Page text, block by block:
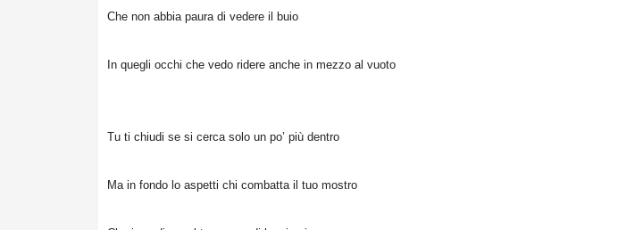
Che non abbia paura di vedere il buio
In quegli occhi che vedo ridere anche in mezzo al vuoto
Tu ti chiudi se si cerca solo un po’ più dentro
Ma in fondo lo aspetti chi combatta il tuo mostro